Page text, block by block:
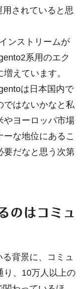
されていると思
ンストリームが
系用のエク
えています。
は日本国内で
ではないかなと私
やヨーロッパ市場
な地位にあるこ
要だなと思う次第
のはコミュ
背景に、コミュ
り、10万人以上の